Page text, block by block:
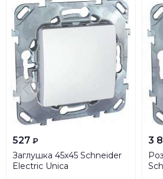
527 ₽
Заглушка 45х45 Schneider
Electric Unica
3